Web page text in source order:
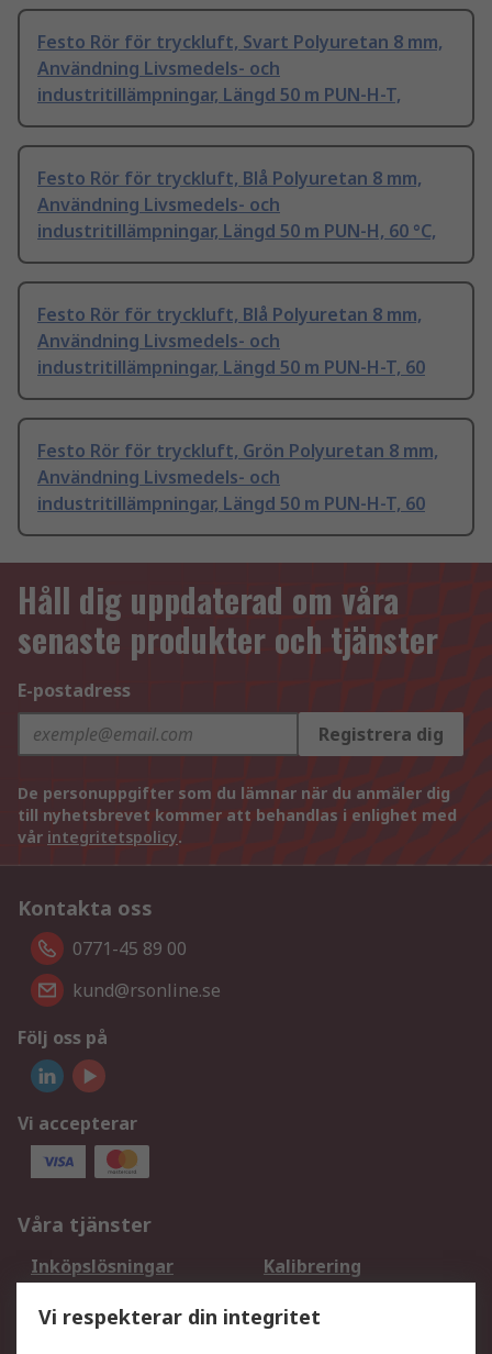
Festo Rör för tryckluft, Svart Polyuretan 8 mm,
Användning Livsmedels- och
industritillämpningar, Längd 50 m PUN-H-T,
Festo Rör för tryckluft, Blå Polyuretan 8 mm,
Användning Livsmedels- och
industritillämpningar, Längd 50 m PUN-H, 60 °C,
Festo Rör för tryckluft, Blå Polyuretan 8 mm,
Användning Livsmedels- och
industritillämpningar, Längd 50 m PUN-H-T, 60
Festo Rör för tryckluft, Grön Polyuretan 8 mm,
Användning Livsmedels- och
industritillämpningar, Längd 50 m PUN-H-T, 60
Håll dig uppdaterad om våra
senaste produkter och tjänster
E-postadress
Registrera dig
De personuppgifter som du lämnar när du anmäler dig
till nyhetsbrevet kommer att behandlas i enlighet med
vår integritetspolicy.
Kontakta oss
0771-45 89 00
kund@rsonline.se
Följ oss på
Vi accepterar
Våra tjänster
Inköpslösningar
Kalibrering
DesignSpark
Teknisk Support
Vi respekterar din integritet